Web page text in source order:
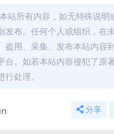
站所有内容，如无特殊说明
发布。任何个人或组织，在
盗用、采集、发布本站内容
台。如若本站内容侵犯了原
处理。
分享